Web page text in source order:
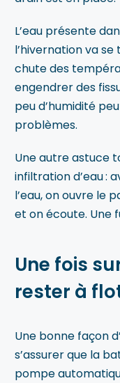
L’eau présente
l’hivernation va
chute des
engendrer des
peu d’humidité
problèmes.
Une autre astuce
infiltration d’eau :
l’eau, on ouvre le
et on écoute. Une
Une fois
rester à
Une bonne façon
s’assurer que la
pompe